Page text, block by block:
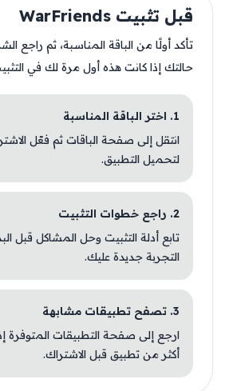
قبل تثبيت WarFriends
تأكد أولًا من الباقة المناسبة، ثم راجع
حالتك إذا كانت هذه أول مرة لك في
1. اختر الباقة المناسبة
انتقل إلى صفحة الباقات ثم فعّل
لتحميل التطبيق.
2. راجع خطوات التثبيت
تابع أدلة التثبيت وحل المشاكل قبل
التجربة جديدة عليك.
3. تصفح تطبيقات مشابهة
ارجع إلى صفحة التطبيقات المتوفرة
أكثر من تطبيق قبل الاشتراك.